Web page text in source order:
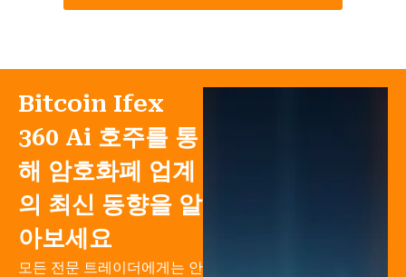
Bitcoin Ifex
360 Ai 호주를 통
해 암호화폐 업계
의 최신 동향을 알
아보세요
모든 전문 트레이더에게는 안